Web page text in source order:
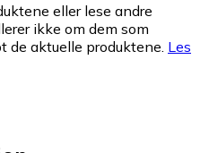
eller lese andre
ikke om dem som
de aktuelle produktene. Les